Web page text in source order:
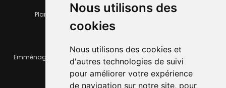
Nous utilisons des
cookies
Nous utilisons des cookies et
d'autres technologies de suivi
pour améliorer votre expérience
de navigation sur notre site, pour
Plan de la ville Horaires et services communaux
Emménager ou déménager Infos pratiques